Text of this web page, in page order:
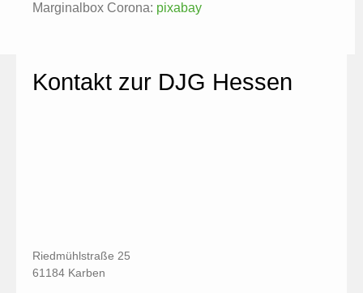
Marginalbox Corona: pixabay
Kontakt zur DJG Hessen
Riedmühlstraße 25
61184 Karben